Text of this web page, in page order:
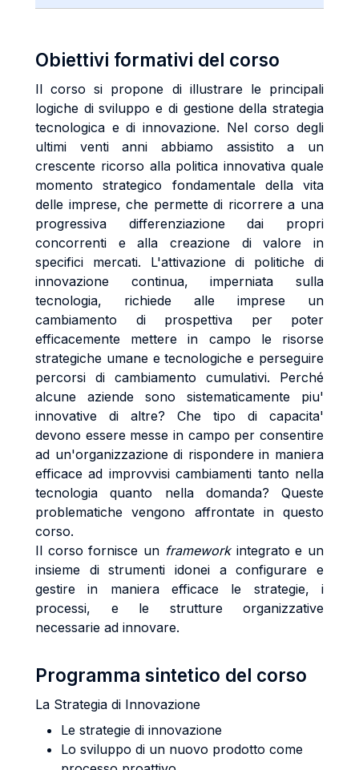
Obiettivi formativi del corso
Il corso si propone di illustrare le principali
logiche di sviluppo e di gestione della strategia
tecnologica e di innovazione. Nel corso degli
ultimi venti anni abbiamo assistito a un
crescente ricorso alla politica innovativa quale
momento strategico fondamentale della vita
delle imprese, che permette di ricorrere a una
progressiva differenziazione dai propri
concorrenti e alla creazione di valore in
specifici mercati. L'attivazione di politiche di
innovazione continua, imperniata sulla
tecnologia, richiede alle imprese un
cambiamento di prospettiva per poter
efficacemente mettere in campo le risorse
strategiche umane e tecnologiche e perseguire
percorsi di cambiamento cumulativi. Perché
alcune aziende sono sistematicamente piu'
innovative di altre? Che tipo di capacita'
devono essere messe in campo per consentire
ad un'organizzazione di rispondere in maniera
efficace ad improvvisi cambiamenti tanto nella
tecnologia quanto nella domanda? Queste
problematiche vengono affrontate in questo
corso.
Il corso fornisce un framework integrato e un
insieme di strumenti idonei a configurare e
gestire in maniera efficace le strategie, i
processi, e le strutture organizzative
necessarie ad innovare.
Programma sintetico del corso
La Strategia di Innovazione
Le strategie di innovazione
Lo sviluppo di un nuovo prodotto come